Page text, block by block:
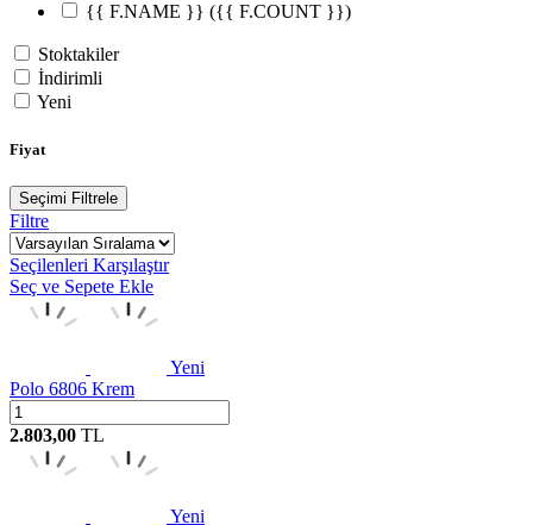
{{ F.NAME }} ({{ F.COUNT }})
Stoktakiler
İndirimli
Yeni
Fiyat
Seçimi Filtrele
Filtre
Seçilenleri Karşılaştır
Seç ve Sepete Ekle
Yeni
Polo 6806 Krem
2.803,00 TL
Yeni